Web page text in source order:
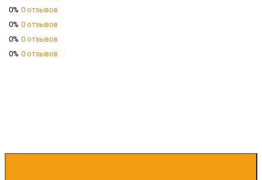
0% 0 отзывов
0% 0 отзывов
0% 0 отзывов
0% 0 отзывов